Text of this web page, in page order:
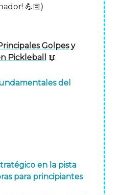
💪🏻)
Golpes y
Pickleball
📖
del
en la pista
para principiantes